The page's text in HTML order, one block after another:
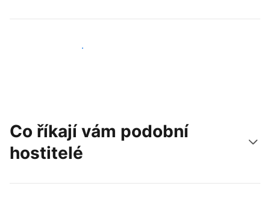
Oslovit nové hosty už dnes
Co říkají vám podobní
hostitelé